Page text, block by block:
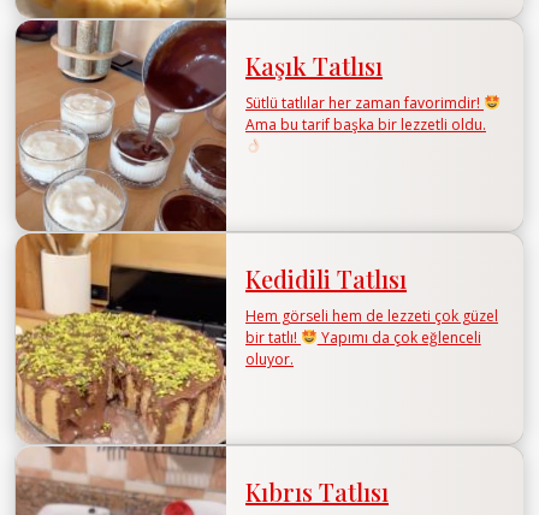
Kaşık Tatlısı
Sütlü tatlılar her zaman favorimdir!
Ama bu tarif başka bir lezzetli oldu.
Kedidili Tatlısı
Hem görseli hem de lezzeti çok güzel
bir tatlı!
Yapımı da çok eğlenceli
oluyor.
Kıbrıs Tatlısı